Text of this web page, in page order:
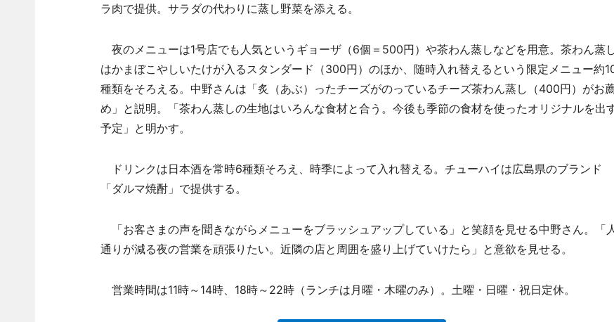
ラ肉で提供。サラダの代わりに蒸し野菜を添える。
夜のメニューは1号店でも人気というギョーザ（6個＝500円）や茶わん蒸しなどを用意。茶わん蒸
はかまぼこやしいたけが入るスタンダード（300円）のほか、随時入れ替えるという限定メニュー約
種類をそろえる。中野さんは「炙（あぶ）ったチーズがのっているチーズ茶わん蒸し（400円）がお
め」と説明。「茶わん蒸しの生地はいろんな食材と合う。今後も季節の食材を使ったオリジナルを出
予定」と明かす。
ドリンクは日本酒を常時6種類そろえ、時季によって入れ替える。チューハイは広島県のブランド
「ダルマ焼酎」で提供する。
「お客さまの声を聞きながらメニューをブラッシュアップしている」と笑顔を見せる中野さん。「
通りが減る夜の営業を頑張りたい。近隣の店と周囲を盛り上げていけたら」と意欲を見せる。
営業時間は11時～14時、18時～22時（ランチは月曜・木曜のみ）。土曜・日曜・祝日定休。